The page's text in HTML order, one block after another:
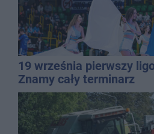
19 września pierwszy
Znamy cały terminarz